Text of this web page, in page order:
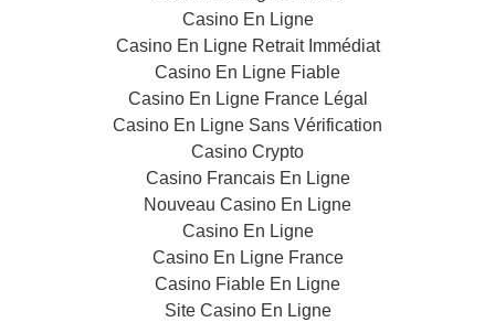
Casino En Ligne
Casino En Ligne Retrait Immédiat
Casino En Ligne Fiable
Casino En Ligne France Légal
Casino En Ligne Sans Vérification
Casino Crypto
Casino Francais En Ligne
Nouveau Casino En Ligne
Casino En Ligne
Casino En Ligne France
Casino Fiable En Ligne
Site Casino En Ligne